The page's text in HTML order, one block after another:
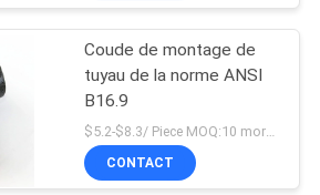
Coude de montage de
tuyau de la norme ANSI
B16.9
CONTACT